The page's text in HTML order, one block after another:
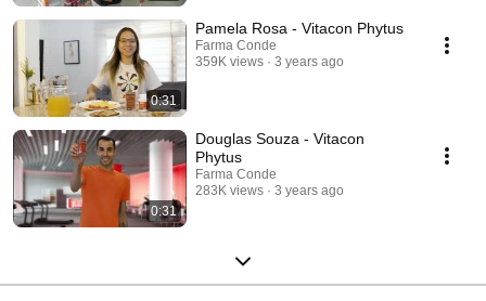
0:31
Pamela Rosa - Vitacon Phytus
Farma Conde
359K views
3 years ago
0:31
Douglas Souza - Vitacon
Phytus
Farma Conde
283K views
3 years ago